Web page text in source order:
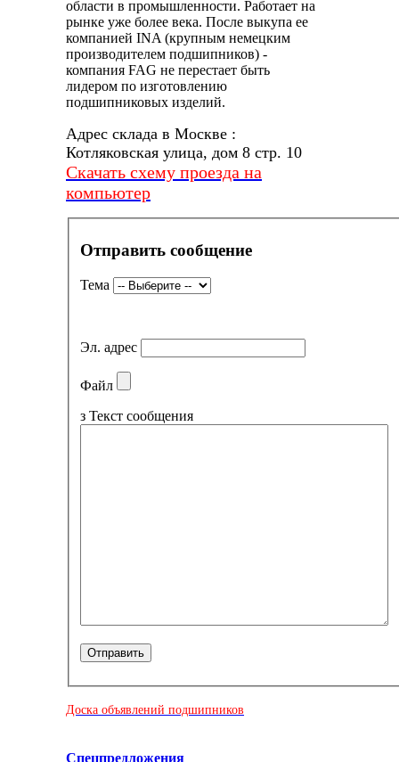
области в промышленности. Работает на
рынке уже более века. После выкупа ее
компанией INA (крупным немецким
производителем подшипников) -
компания FAG не перестает быть
лидером по изготовлению
подшипниковых изделий.
Адрес склада в Москве :
Котляковская улица, дом 8 стр. 10
Скачать схему проезда на
компьютер
Отправить сообщение
Тема
Эл. адрес
Файл
з Текст сообщения
Доска объявлений подшипников
Спецпредложения